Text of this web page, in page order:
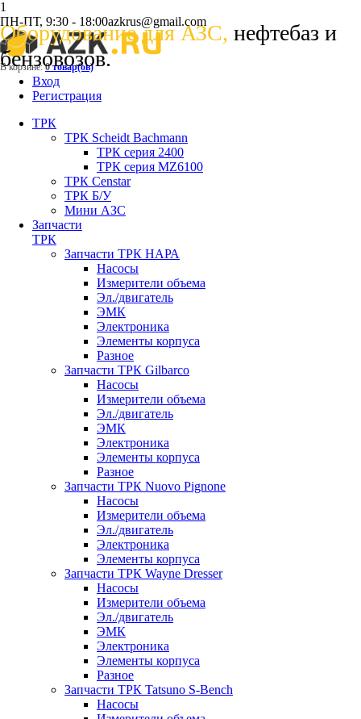
1
Оборудование для АЗС, нефтебаз и
бензовозов.
ПН-ПТ, 9:30 - 18:00azkrus@gmail.com
В корзине:0товар(ов)
Вход
Регистрация
ТРК
ТРК Scheidt Bachmann
ТРК серия 2400
ТРК серия MZ6100
ТРК Censtar
ТРК Б/У
Мини АЗС
Запчасти
ТРК
Запчасти ТРК НАРА
Насосы
Измерители объема
Эл./двигатель
ЭМК
Электроника
Элементы корпуса
Разное
Запчасти ТРК Gilbarco
Насосы
Измерители объема
Эл./двигатель
ЭМК
Электроника
Элементы корпуса
Разное
Запчасти ТРК Nuovo Pignone
Насосы
Измерители объема
Эл./двигатель
Электроника
Элементы корпуса
Запчасти ТРК Wayne Dresser
Насосы
Измерители объема
Эл./двигатель
ЭМК
Электроника
Элементы корпуса
Разное
Запчасти ТРК Tatsuno S-Bench
Насосы